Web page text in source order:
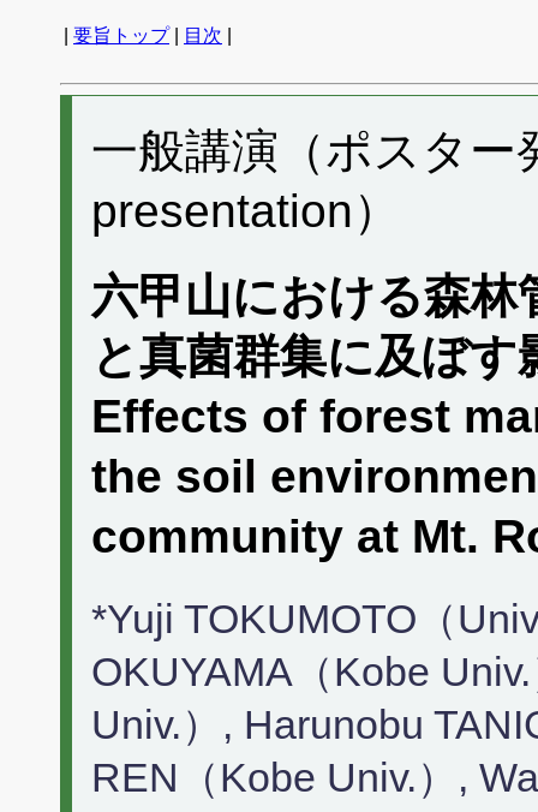
要旨トップ| 目次
一般講演（ポスタ
presentation）
六甲山における森林
と真菌群集に及ぼす
Effects of forest
the soil
community at Mt.
*Yuji TOKUMOTO（
OKUYAMA（Kobe
Univ.）, Harunobu
REN（Kobe Univ.）,